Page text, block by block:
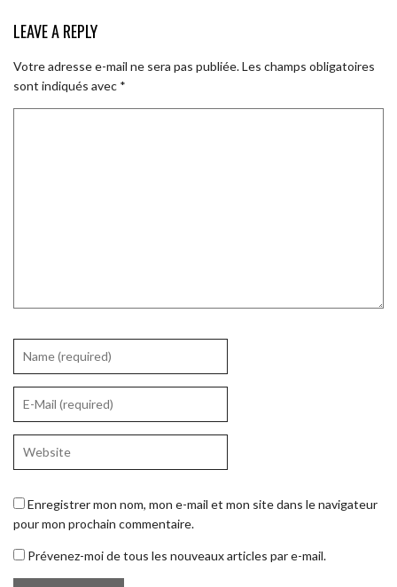
LEAVE A REPLY
Votre adresse e-mail ne sera pas publiée.Les champs obligatoires
sont indiqués avec *
Enregistrer mon nom, mon e-mail et mon site dans le navigateur
pour mon prochain commentaire.
Prévenez-moi de tous les nouveaux articles par e-mail.